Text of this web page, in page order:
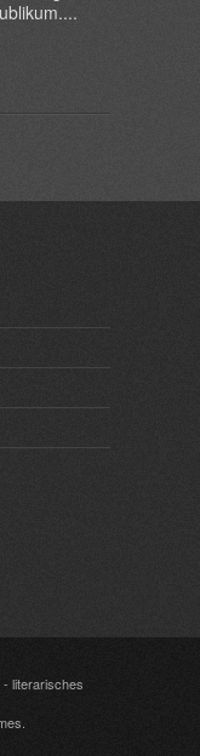
- literarisches